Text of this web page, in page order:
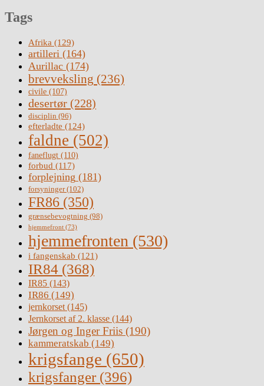
Tags
Afrika (129)
artilleri (164)
Aurillac (174)
brevveksling (236)
civile (107)
desertør (228)
disciplin (96)
efterladte (124)
faldne (502)
faneflugt (110)
forbud (117)
forplejning (181)
forsyninger(102)
FR86 (350)
grænsebevogtning (98)
hjemmefront (73)
hjemmefronten (530)
i fangenskab (121)
IR84 (368)
IR85 (143)
IR86 (149)
jernkorset(145)
Jernkorset af 2. klasse (144)
Jørgen og Inger Friis (190)
kammeratskab (149)
krigsfange (650)
krigsfanger (396)